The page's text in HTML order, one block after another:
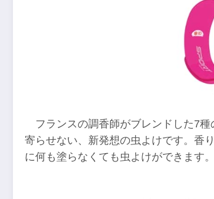
フランスの調香師がブレンドした7
寄らせない、新発想の虫よけです。香
に何も塗らなくても虫よけができます。